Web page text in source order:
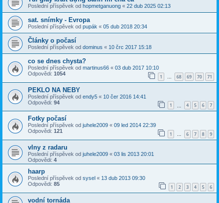
Poslední příspěvek od hopmetganuong « 22 dub 2025 02:13
sat. snímky - Evropa
Poslední příspěvek od pupák « 05 dub 2018 20:34
Články o počasí
Poslední příspěvek od dominus « 10 črc 2017 15:18
co se dnes chysta?
Poslední příspěvek od martinus66 « 03 dub 2017 10:10
Odpovědi: 1054 1 … 68 69 70 71
PEKLO NA NEBY
Poslední příspěvek od endy5 « 10 čer 2016 14:41
Odpovědi: 94 1 4 5 6 7
Fotky počasí
Poslední příspěvek od juhele2009 « 09 led 2014 22:39
Odpovědi: 121 1 … 6 7 8 9
vlny z radaru
Poslední příspěvek od juhele2009 « 03 lis 2013 20:01
Odpovědi: 4
haarp
Poslední příspěvek od sysel « 13 dub 2013 09:30
Odpovědi: 85 1 2 3 4 5 6
vodní tornáda